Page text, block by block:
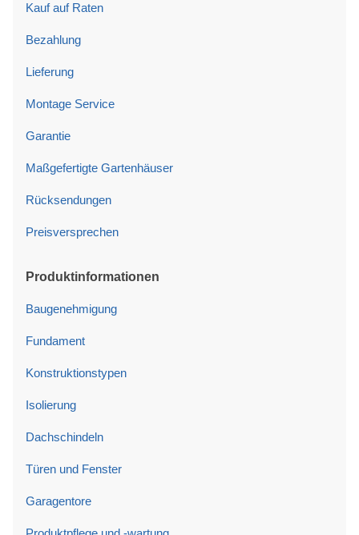
Kauf auf Raten
Bezahlung
Lieferung
Montage Service
Garantie
Maßgefertigte Gartenhäuser
Rücksendungen
Preisversprechen
Produktinformationen
Baugenehmigung
Fundament
Konstruktionstypen
Isolierung
Dachschindeln
Türen und Fenster
Garagentore